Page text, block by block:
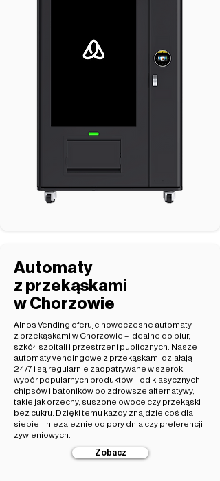
Automaty
z przekąskami
w Chorzowie
Alnos Vending oferuje nowoczesne automaty
z przekąskami w Chorzowie – idealne do biur,
szkół, szpitali i przestrzeni publicznych. Nasze
automaty vendingowe z przekąskami działają
24/7 i są regularnie zaopatrywane w szeroki
wybór popularnych produktów – od klasycznych
chipsów i batoników po zdrowsze alternatywy,
takie jak orzechy, suszone owoce czy przekąski
bez cukru. Dzięki temu każdy znajdzie coś dla
siebie – niezależnie od pory dnia czy preferencji
żywieniowych.
Zobacz